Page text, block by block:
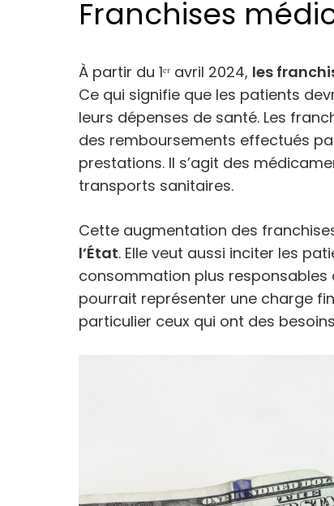
Franchises
À partir du 1ᵉʳ avril 2024, les
Ce qui signifie que les patients
leurs dépenses de santé. Les
des remboursements effectués
prestations. Il s’agit des
transports sanitaires.
Cette augmentation des
l’État. Elle veut aussi inciter les
consommation plus responsables
pourrait représenter une charge
particulier ceux qui ont des